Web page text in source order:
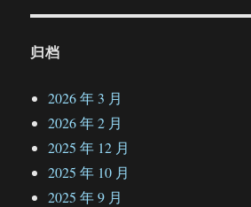
归档
2026 年 3 月
2026 年 2 月
2025 年 12 月
2025 年 10 月
2025 年 9 月